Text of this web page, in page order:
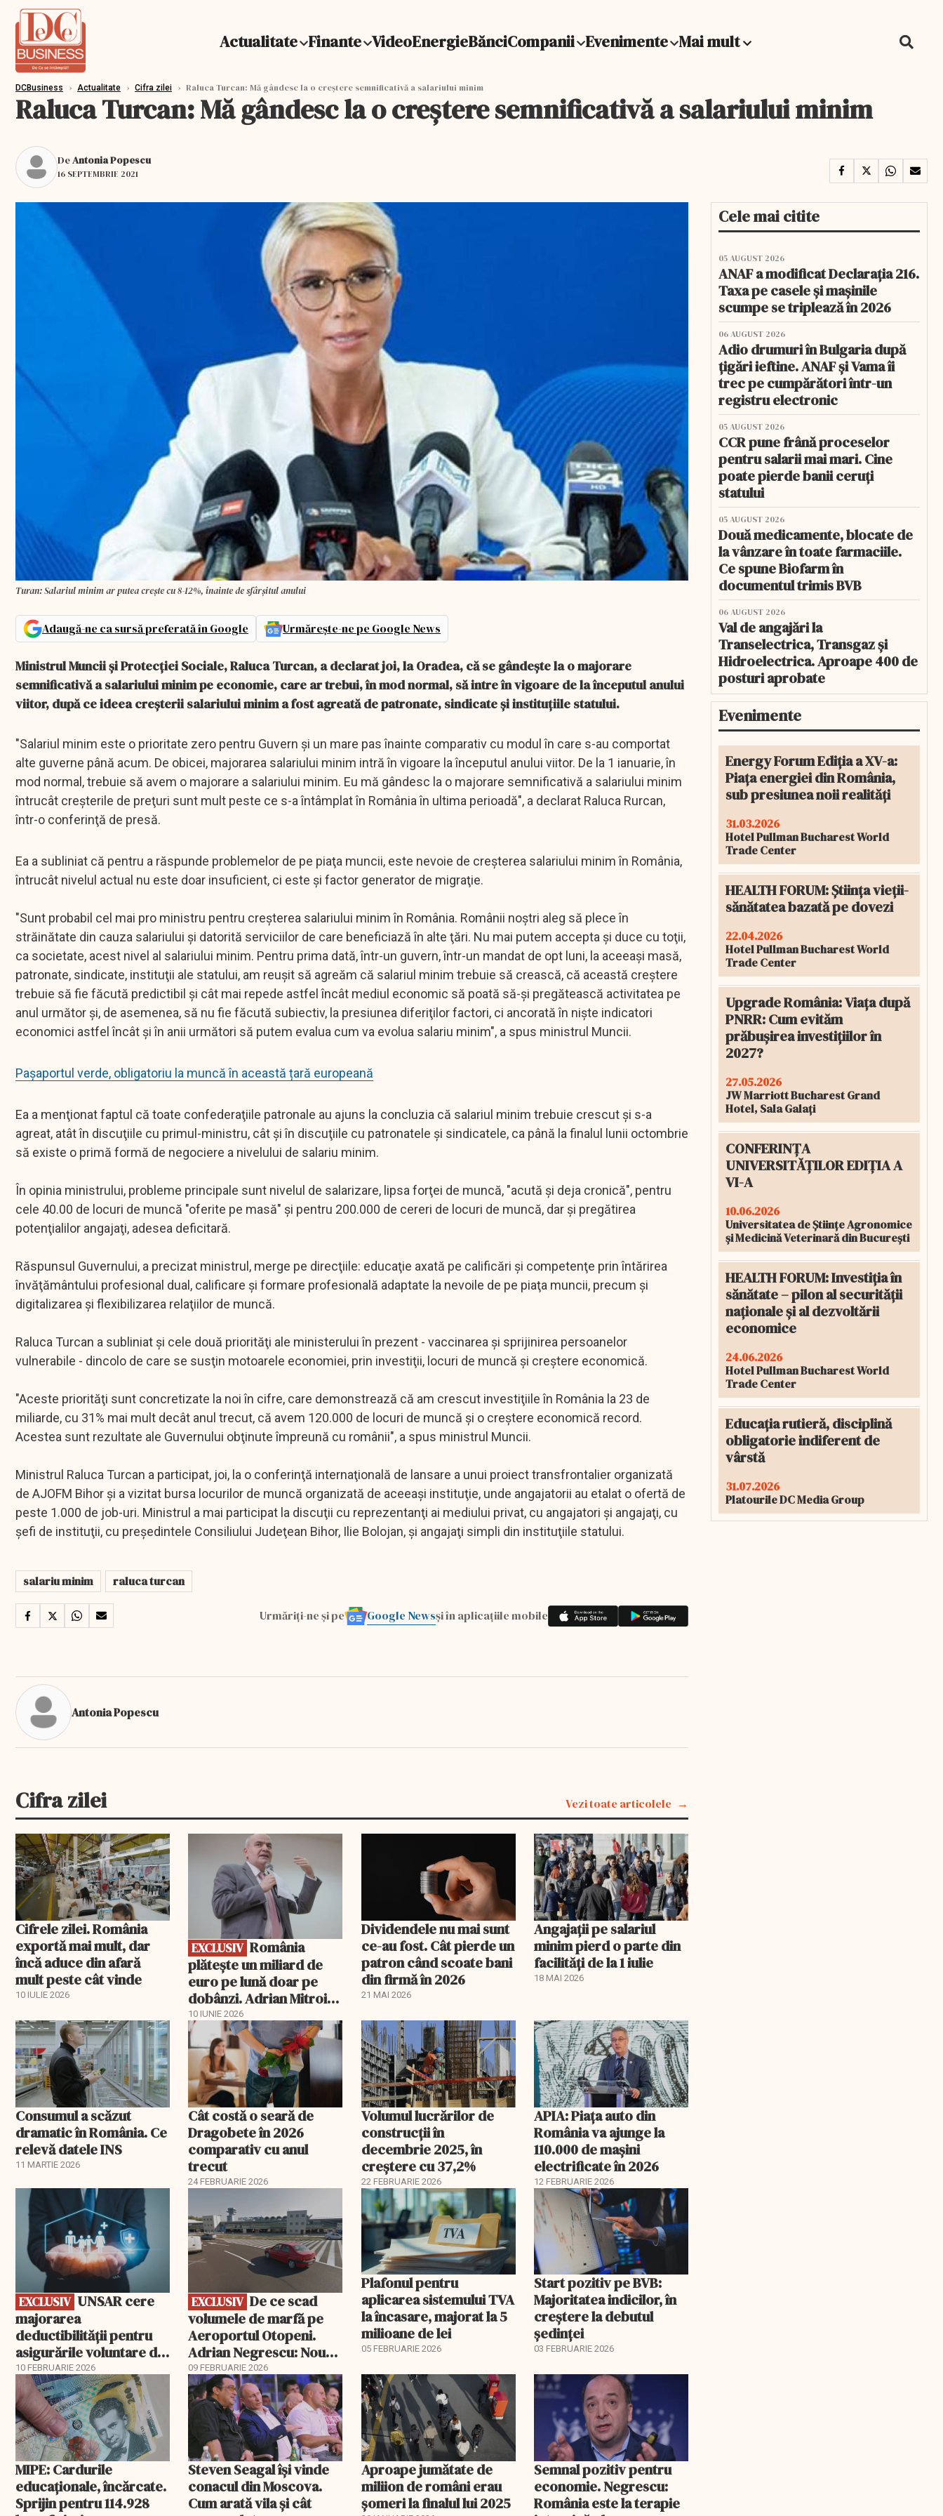
Actualitate Finante VideoEnergieBănciCompanii Evenimente Mai mult
DCBusiness › Actualitate › Cifra zilei › Raluca Turcan: Mă gândesc la o creștere semnificativă a salariului minim
Raluca Turcan: Mă gândesc la o creștere semnificativă a salariului minim
DeAntonia Popescu
16 SEPTEMBRIE 2021
Turan: Salariul minim ar putea crește cu 8-12%, înainte de sfârșitul anului
Adaugă-ne ca sursă preferată în Google Urmărește-ne pe Google News
Ministrul Muncii şi Protecţiei Sociale, Raluca Turcan, a declarat joi, la Oradea, că se gândeşte la o majorare
semnificativă a salariului minim pe economie, care ar trebui, în mod normal, să intre în vigoare de la începutul anului
viitor, după ce ideea creşterii salariului minim a fost agreată de patronate, sindicate şi instituţiile statului.
"Salariul minim este o prioritate zero pentru Guvern şi un mare pas înainte comparativ cu modul în care s-au comportat
alte guverne până acum. De obicei, majorarea salariului minim intră în vigoare la începutul anului viitor. De la 1 ianuarie, în
mod normal, trebuie să avem o majorare a salariului minim. Eu mă gândesc la o majorare semnificativă a salariului minim
întrucât creşterile de preţuri sunt mult peste ce s-a întâmplat în România în ultima perioadă", a declarat Raluca Rurcan,
într-o conferinţă de presă.
Ea a subliniat că pentru a răspunde problemelor de pe piaţa muncii, este nevoie de creşterea salariului minim în România,
întrucât nivelul actual nu este doar insuficient, ci este şi factor generator de migraţie.
"Sunt probabil cel mai pro ministru pentru creşterea salariului minim în România. Românii noştri aleg să plece în
străinătate din cauza salariului şi datorită serviciilor de care beneficiază în alte ţări. Nu mai putem accepta şi duce cu toţii,
ca societate, acest nivel al salariului minim. Pentru prima dată, într-un guvern, într-un mandat de opt luni, la aceeaşi masă,
patronate, sindicate, instituţii ale statului, am reuşit să agreăm că salariul minim trebuie să crească, că această creştere
trebuie să fie făcută predictibil şi cât mai repede astfel încât mediul economic să poată să-şi pregătească activitatea pe
anul următor şi, de asemenea, să nu fie făcută subiectiv, la presiunea diferiţilor factori, ci ancorată în nişte indicatori
economici astfel încât şi în anii următori să putem evalua cum va evolua salariu minim", a spus ministrul Muncii.
Pașaportul verde, obligatoriu la muncă în această țară europeană
Ea a menţionat faptul că toate confederaţiile patronale au ajuns la concluzia că salariul minim trebuie crescut şi s-a
agreat, atât în discuţiile cu primul-ministru, cât şi în discuţiile cu patronatele şi sindicatele, ca până la finalul lunii octombrie
să existe o primă formă de negociere a nivelului de salariu minim.
În opinia ministrului, probleme principale sunt nivelul de salarizare, lipsa forţei de muncă, "acută şi deja cronică", pentru
cele 40.00 de locuri de muncă "oferite pe masă" şi pentru 200.000 de cereri de locuri de muncă, dar şi pregătirea
potenţialilor angajaţi, adesea deficitară.
Răspunsul Guvernului, a precizat ministrul, merge pe direcţiile: educaţie axată pe calificări şi competenţe prin întărirea
învăţământului profesional dual, calificare şi formare profesională adaptate la nevoile de pe piaţa muncii, precum şi
digitalizarea şi flexibilizarea relaţiilor de muncă.
Raluca Turcan a subliniat şi cele două priorităţi ale ministerului în prezent - vaccinarea şi sprijinirea persoanelor
vulnerabile - dincolo de care se susţin motoarele economiei, prin investiţii, locuri de muncă şi creştere economică.
"Aceste priorităţi sunt concretizate la noi în cifre, care demonstrează că am crescut investiţiile în România la 23 de
miliarde, cu 31% mai mult decât anul trecut, că avem 120.000 de locuri de muncă şi o creştere economică record.
Acestea sunt rezultate ale Guvernului obţinute împreună cu românii", a spus ministrul Muncii.
Ministrul Raluca Turcan a participat, joi, la o conferinţă internaţională de lansare a unui proiect transfrontalier organizată
de AJOFM Bihor şi a vizitat bursa locurilor de muncă organizată de aceeaşi instituţie, unde angajatorii au etalat o ofertă de
peste 1.000 de job-uri. Ministrul a mai participat la discuţii cu reprezentanţi ai mediului privat, cu angajatori şi angajaţi, cu
şefi de instituţii, cu preşedintele Consiliului Judeţean Bihor, Ilie Bolojan, şi angajaţi simpli din instituţiile statului.
salariu minim raluca turcan
Urmăriți-ne și pe Google Newsși în aplicațiile mobile
Antonia Popescu
Cifra zilei Vezi toate articolele
Cifrele zilei. România
exportă mai mult, dar
încă aduce din afară
mult peste cât vinde
10 IULIE 2026
EXCLUSIV
EXCLUSIV România
plătește un miliard de
euro pe lună doar pe
dobânzi. Adrian Mitroi:
O datorie publică
„insurmontabilă”
10 IUNIE 2026
Dividendele nu mai sunt
ce-au fost. Cât pierde un
patron când scoate bani
din firmă în 2026
21 MAI 2026
Angajații pe salariul
minim pierd o parte din
facilități de la 1 iulie
18 MAI 2026
Consumul a scăzut
dramatic în România. Ce
relevă datele INS
11 MARTIE 2026
Cât costă o seară de
Dragobete în 2026
comparativ cu anul
trecut
24 FEBRUARIE 2026
Volumul lucrărilor de
construcții în
decembrie 2025, în
creștere cu 37,2%
22 FEBRUARIE 2026
APIA: Piața auto din
România va ajunge la
110.000 de mașini
electrificate în 2026
12 FEBRUARIE 2026
EXCLUSIV
EXCLUSIV
majorarea
deductibilității pentru
asigurările voluntare de
sănătate
10 FEBRUARIE 2026
EXCLUSIV De ce scad
volumele de marfă pe
Aeroportul Otopeni.
Adrian Negrescu: Nou
exemplu de politică
fiscală cu efecte limitate
09 FEBRUARIE 2026
Plafonul pentru
aplicarea sistemului TVA
la încasare, majorat la 5
milioane de lei
05 FEBRUARIE 2026
Start pozitiv pe BVB:
Majoritatea indicilor, în
creştere la debutul
şedinţei
03 FEBRUARIE 2026
MIPE: Cardurile
educaţionale, încărcate.
Sprijin pentru 114.928
Steven Seagal își vinde
conacul din Moscova.
Cum arată vila și cât
Aproape jumătate de
miliion de români erau
șomeri la finalul lui 2025
Semnal pozitiv pentru
economie. Negrescu:
România este la terapie
Cele mai citite
05 AUGUST 2026
ANAF a modificat Declarația 216.
Taxa pe casele și mașinile
scumpe se triplează în 2026
06 AUGUST 2026
Adio drumuri în Bulgaria după
țigări ieftine. ANAF și Vama îi
trec pe cumpărători într-un
registru electronic
05 AUGUST 2026
CCR pune frână proceselor
pentru salarii mai mari. Cine
poate pierde banii ceruți
statului
05 AUGUST 2026
Două medicamente, blocate de
la vânzare în toate farmaciile.
Ce spune Biofarm în
documentul trimis BVB
06 AUGUST 2026
Val de angajări la
Transelectrica, Transgaz și
Hidroelectrica. Aproape 400 de
posturi aprobate
Evenimente
Energy Forum Ediția a XV-a:
Piața energiei din România,
sub presiunea noii realități
31.03.2026
Hotel Pullman Bucharest World
Trade Center
HEALTH FORUM: Știința vieții-
sănătatea bazată pe dovezi
22.04.2026
Hotel Pullman Bucharest World
Trade Center
Upgrade România: Viața după
PNRR: Cum evităm
prăbușirea investițiilor în
2027?
27.05.2026
JW Marriott Bucharest Grand
Hotel, Sala Galați
CONFERINȚA
UNIVERSITĂȚILOR EDIȚIA A
VI-A
10.06.2026
Universitatea de Științe Agronomice
și Medicină Veterinară din București
HEALTH FORUM: Investiția în
sănătate – pilon al securității
naționale și al dezvoltării
economice
24.06.2026
Hotel Pullman Bucharest World
Trade Center
Educația rutieră, disciplină
obligatorie indiferent de
vârstă
31.07.2026
Platourile DC Media Group